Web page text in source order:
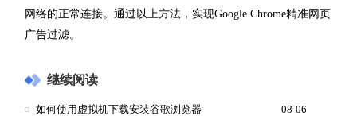
网络的正常连接。通过以上方法，实现Google Chrome精准网页
广告过滤。
继续阅读
如何使用虚拟机下载安装谷歌浏览器 08-06